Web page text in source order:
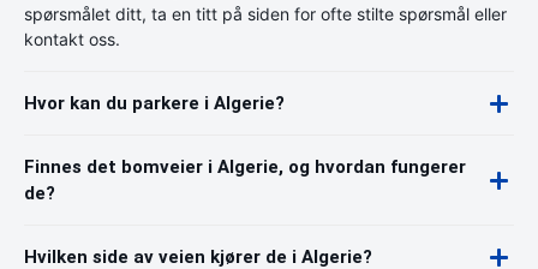
spørsmålet ditt, ta en titt på siden for ofte stilte spørsmål eller
kontakt oss.
Hvor kan du parkere i Algerie?
Finnes det bomveier i Algerie, og hvordan fungerer
de?
Hvilken side av veien kjører de i Algerie?